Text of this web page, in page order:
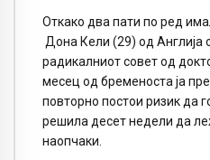
Откако два пати по ред
Дона Кели (29) од Англија
радикалниот совет од
месец од бременоста ја
повторно постои ризик да
решила десет недели да
наопчаки.